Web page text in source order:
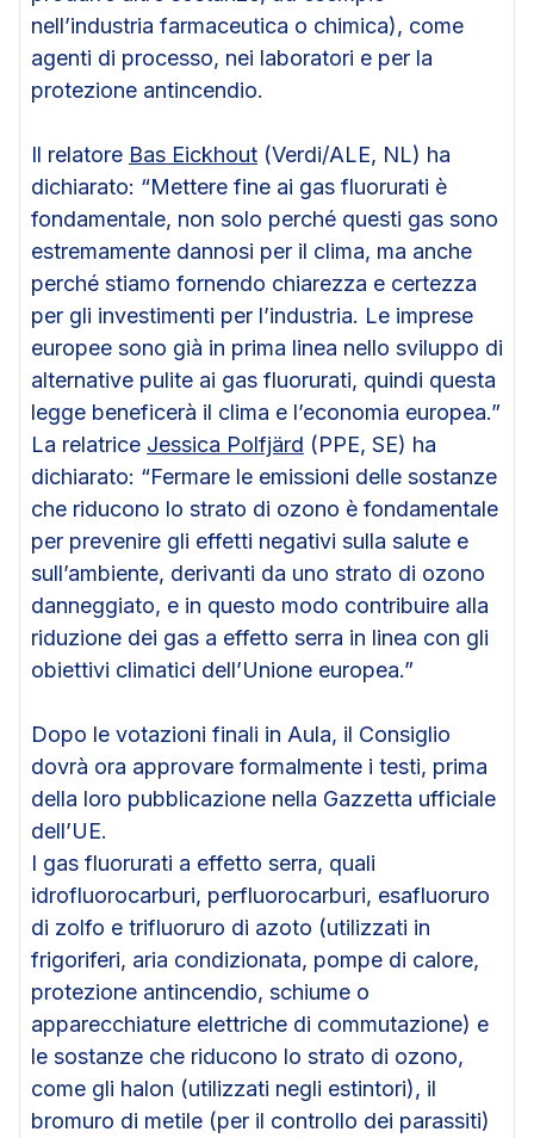
nell’industria farmaceutica o chimica), come
agenti di processo, nei laboratori e per la
protezione antincendio.
Il relatore Bas Eickhout (Verdi/ALE, NL) ha
dichiarato: “Mettere fine ai gas fluorurati è
fondamentale, non solo perché questi gas sono
estremamente dannosi per il clima, ma anche
perché stiamo fornendo chiarezza e certezza
per gli investimenti per l’industria. Le imprese
europee sono già in prima linea nello sviluppo di
alternative pulite ai gas fluorurati, quindi questa
legge beneficerà il clima e l’economia europea.”
La relatrice Jessica Polfjärd (PPE, SE) ha
dichiarato: “Fermare le emissioni delle sostanze
che riducono lo strato di ozono è fondamentale
per prevenire gli effetti negativi sulla salute e
sull’ambiente, derivanti da uno strato di ozono
danneggiato, e in questo modo contribuire alla
riduzione dei gas a effetto serra in linea con gli
obiettivi climatici dell’Unione europea.”
Dopo le votazioni finali in Aula, il Consiglio
dovrà ora approvare formalmente i testi, prima
della loro pubblicazione nella Gazzetta ufficiale
dell’UE.
I gas fluorurati a effetto serra, quali
idrofluorocarburi, perfluorocarburi, esafluoruro
di zolfo e trifluoruro di azoto (utilizzati in
frigoriferi, aria condizionata, pompe di calore,
protezione antincendio, schiume o
apparecchiature elettriche di commutazione) e
le sostanze che riducono lo strato di ozono,
come gli halon (utilizzati negli estintori), il
bromuro di metile (per il controllo dei parassiti)